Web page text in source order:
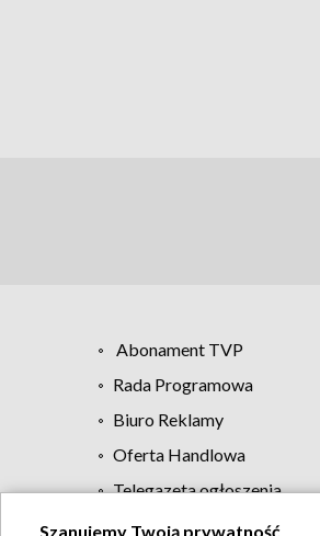
Abonament TVP
Rada Programowa
Biuro Reklamy
Oferta Handlowa
Telegazeta ogłoszenia
Szanujemy Twoją prywatność